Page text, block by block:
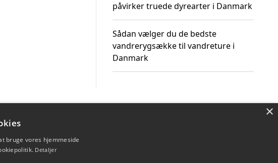
påvirker truede dyrearter i Danmark
Sådan vælger du de bedste
vandrerygsække til vandreture i
Danmark
×
bruge vores hjemmeside
Detaljer